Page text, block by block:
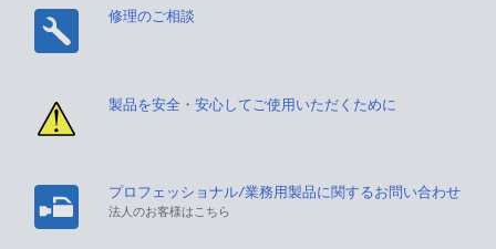
修理のご相談
製品を安全・安心してご使用いただくために
プロフェッショナル/業務用製品に関するお問い合わせ
法人のお客様はこちら